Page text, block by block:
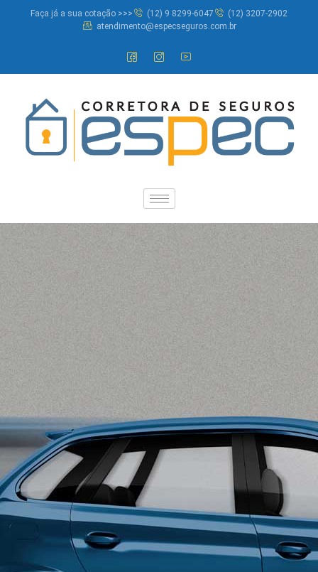
Faça já a sua cotação >>> (12) 9 8299-6047
(12) 3207-2902
atendimento@especseguros.com.br